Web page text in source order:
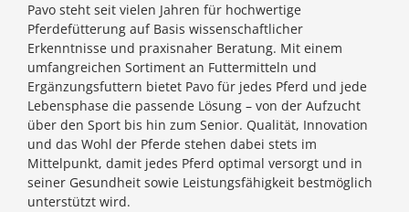
Pavo steht seit vielen Jahren für hochwertige
Pferdefütterung auf Basis wissenschaftlicher
Erkenntnisse und praxisnaher Beratung. Mit einem
umfangreichen Sortiment an Futtermitteln und
Ergänzungsfuttern bietet Pavo für jedes Pferd und jede
Lebensphase die passende Lösung – von der Aufzucht
über den Sport bis hin zum Senior. Qualität, Innovation
und das Wohl der Pferde stehen dabei stets im
Mittelpunkt, damit jedes Pferd optimal versorgt und in
seiner Gesundheit sowie Leistungsfähigkeit bestmöglich
unterstützt wird.